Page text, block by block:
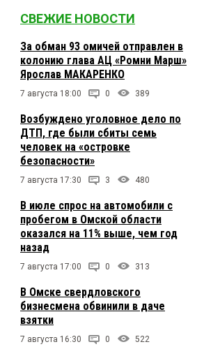
СВЕЖИЕ НОВОСТИ
За обман 93 омичей отправлен в
колонию глава АЦ «Ромни Марш»
Ярослав МАКАРЕНКО
7 августа 18:00 0 389
Возбуждено уголовное дело по
ДТП, где были сбиты семь
человек на «островке
безопасности»
7 августа 17:30 3 480
В июле спрос на автомобили с
пробегом в Омской области
оказался на 11% выше, чем год
назад
7 августа 17:00 0 313
В Омске свердловского
бизнесмена обвинили в даче
взятки
7 августа 16:30 0 522